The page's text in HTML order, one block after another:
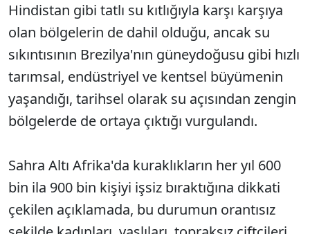
Hindistan gibi tatlı su kıtlığıyla karşı karşıya
olan bölgelerin de dahil olduğu, ancak su
sıkıntısının Brezilya'nın güneydoğusu gibi hızlı
tarımsal, endüstriyel ve kentsel büyümenin
yaşandığı, tarihsel olarak su açısından zengin
bölgelerde de ortaya çıktığı vurgulandı.
Sahra Altı Afrika'da kuraklıkların her yıl 600
bin ila 900 bin kişiyi işsiz bıraktığına dikkati
çekilen açıklamada, bu durumun orantısız